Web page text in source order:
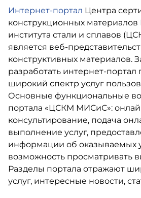
Интернет-портал Центра
конструкционных материалов
института стали и сплавов
является веб-
конструктивных материалов.
разработать интернет-
широкий спектр услуг
Основные функциональные
портала «ЦСКМ МИСиС»:
консультирование, подача
выполнение услуг,
информации об оказываемых
возможность просматривать
Разделы портала отражают
услуг, интересные новости,